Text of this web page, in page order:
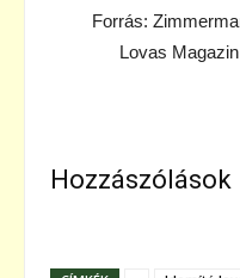
Forrás:
Lovas
Hozzászólások